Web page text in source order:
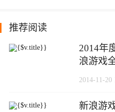
推荐阅读
2014年
浪游戏
2014-11-20
新浪游